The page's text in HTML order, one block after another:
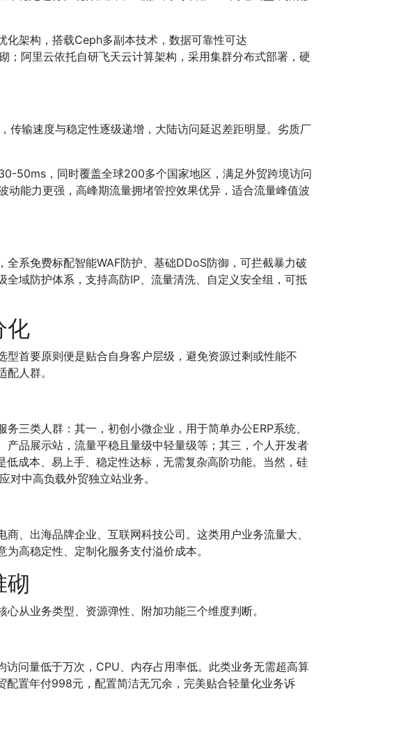
架构，搭载Ceph多副本技术，数据可靠性可达
阿里云依托自研飞天云计算架构，采用集群分布式部署，硬
传输速度与稳定性逐级递增，大陆访问延迟差距明显。劣质厂
50ms，同时覆盖全球200多个国家地区，满足外贸跨境访问
能力更强，高峰期流量拥堵管控效果优异，适合流量峰值波
系免费标配智能WAF防护、基础DDoS防御，可拦截暴力破
域防护体系，支持高防IP、流量清洗、自定义安全组，可抵
化
首要原则便是贴合自身客户层级，避免资源过剩或性能不
人群。
三类人群：其一，初创小微企业，用于简单办公ERP系统、
品展示站，流量平稳且量级中轻量级等；其三，个人开发者
成本、易上手、稳定性达标，无需复杂高阶功能。当然，硅
中高负载外贸独立站业务。
、出海品牌企业、互联网科技公司。这类用户业务流量大、
高稳定性、定制化服务支付溢价成本。
砌
从业务类型、资源弹性、附加功能三个维度判断。
问量低于万次，CPU、内存占用率低。此类业务无需超高算
配置年付998元，配置简洁无冗余，完美贴合轻量化业务诉